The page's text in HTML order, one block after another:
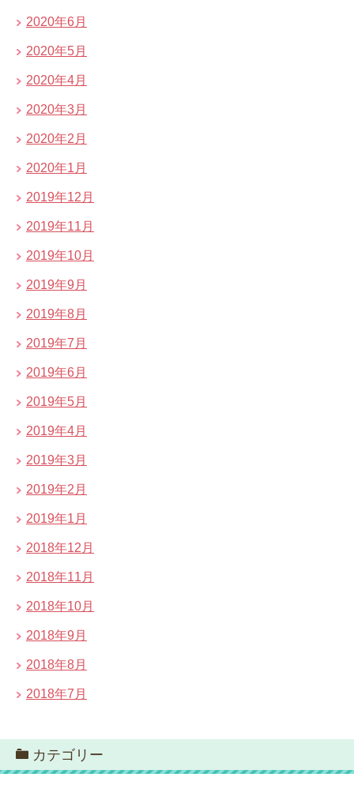
2020年6月
2020年5月
2020年4月
2020年3月
2020年2月
2020年1月
2019年12月
2019年11月
2019年10月
2019年9月
2019年8月
2019年7月
2019年6月
2019年5月
2019年4月
2019年3月
2019年2月
2019年1月
2018年12月
2018年11月
2018年10月
2018年9月
2018年8月
2018年7月
カテゴリー